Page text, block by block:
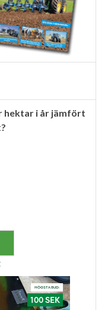
hektar i år jämfört